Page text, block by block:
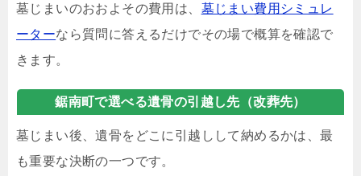
墓じまいのおおよその費用は、 墓じまい費用シミュレ
ーターなら質問に答えるだけでその場で概算を確認で
きます。
鋸南町で選べる遺骨の引越し先（改葬先）
墓じまい後、遺骨をどこに引越しして納めるかは、最
も重要な決断の一つです。